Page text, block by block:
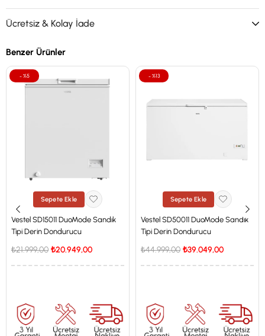
Ücretsiz & Kolay İade
Benzer Ürünler
Sepete Ekle
Vestel SD15011 DuoMode Sandık
Tipi Derin Dondurucu
₺20.949,00
₺21.999,00
%5
Sepete Ekle
Vestel SD50011 DuoMode Sandık
Tipi Derin Dondurucu
₺39.049,00
₺44.999,00
%13